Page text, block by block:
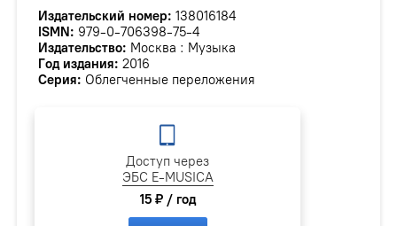
Издательский номер: 138016184
ISMN: 979-0-706398-75-4
Издательство: Москва : Музыка
Год издания: 2016
Серия: Облегченные переложения
Доступ через
ЭБС E-MUSICA
15 ₽ / год